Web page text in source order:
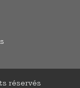
réservés